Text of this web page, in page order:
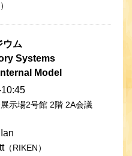
ウム
Systems
Model
展示場2号館 2階 2A会議
（RIKEN）